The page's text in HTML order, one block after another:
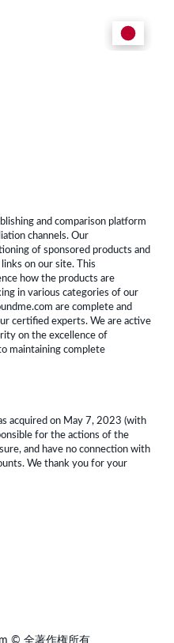
and comparison platform
channels. Our
of sponsored products and
on our site. This
how the products are
in various categories of our
are complete and
certified experts. We are active
on the excellence of
maintaining complete
acquired on May 7, 2023 (with
for the actions of the
and have no connection with
We thank you for your